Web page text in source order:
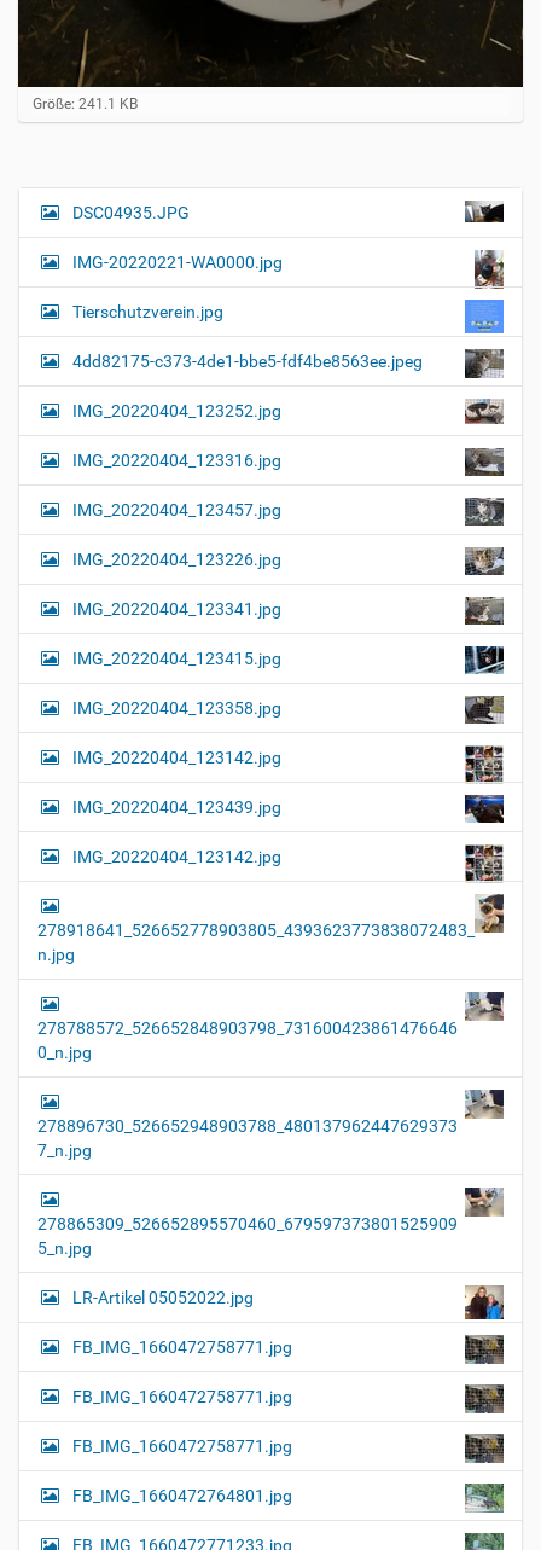
Z
e
e
i
l
r
e
…
Größe: 241.1 KB
N
a
i
g
a
t
i
o
n
DSC04935.JPG
IMG-20220221-WA0000.jpg
Tierschutzverein.jpg
4dd82175-c373-4de1-bbe5-fdf4be8563ee.jpeg
IMG_20220404_123252.jpg
IMG_20220404_123316.jpg
IMG_20220404_123457.jpg
IMG_20220404_123226.jpg
IMG_20220404_123341.jpg
IMG_20220404_123415.jpg
IMG_20220404_123358.jpg
IMG_20220404_123142.jpg
IMG_20220404_123439.jpg
IMG_20220404_123142.jpg
278918641_526652778903805_4393623773838072483_
n.jpg
278788572_526652848903798_731600423861476646
0_n.jpg
278896730_526652948903788_480137962447629373
7_n.jpg
278865309_526652895570460_679597373801525909
5_n.jpg
LR-Artikel 05052022.jpg
FB_IMG_1660472758771.jpg
FB_IMG_1660472758771.jpg
FB_IMG_1660472758771.jpg
FB_IMG_1660472764801.jpg
FB_IMG_1660472771233.jpg